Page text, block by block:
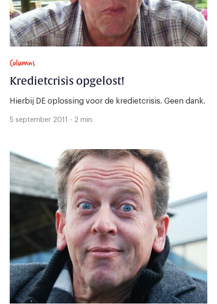
Columns
Kredietcrisis opgelost!
Hierbij DE oplossing voor de kredietcrisis. Geen dank.
5 september 2011 - 2 min.